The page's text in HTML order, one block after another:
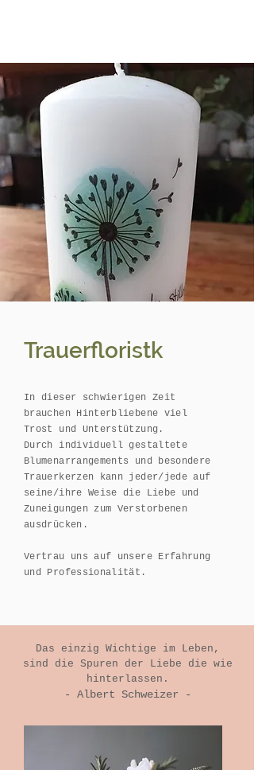
Trauerfloristk
In dieser schwierigen Zeit
brauchen Hinterbliebene viel
Trost und Unterstützung.
Durch individuell gestaltete
Blumenarrangements und besondere
Trauerkerzen kann jeder/jede auf
seine/ihre Weise die Liebe und
Zuneigungen zum Verstorbenen
ausdrücken.
Vertrau uns auf unsere Erfahrung
und Professionalität.
Das einzig Wichtige im Leben,
sind die Spuren der Liebe die wie
hinterlassen.
- Albert Schweizer -